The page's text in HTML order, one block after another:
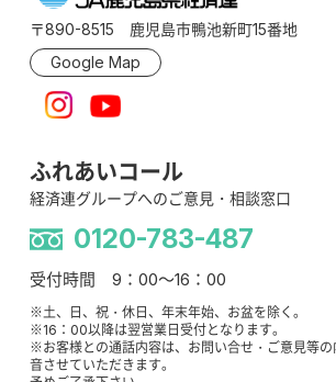
〒890-8515 鹿児島市鴨池新町15番地
Google Map
ふれあいコール
経済連グループへのご意見・相談窓口
0120-783-487
受付時間 9：00～16：00
※土、日、祝・休日、年末年始、お盆を除く。
※16：00以降は翌営業日受付となります。
※お客様との通話内容は、お問い合せ・ご意見等
音させていただきます。